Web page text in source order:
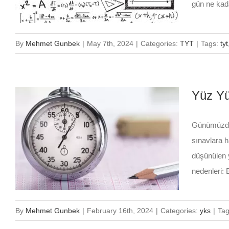
gün ne
By Mehmet Gunbek | May 7th, 2024 | Categories: TYT | Tags: tyt
Yüz
sınavlara
düşünülen
nedenleri:
By Mehmet Gunbek | February 16th, 2024 | Categories: yks |